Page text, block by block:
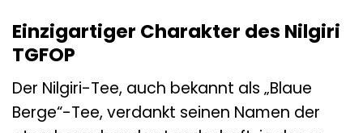
Einzigartiger Charakter des Nilgiri
TGFOP
Der Nilgiri-Tee, auch bekannt als „Blaue
Berge“-Tee, verdankt seinen Namen der